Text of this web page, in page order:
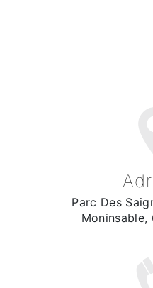
Parc Des